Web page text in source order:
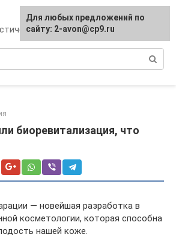
хирургия, уход
биоревитализация, что
— новейшая разработка в
косметологии, которая способна
нашей коже.
Для любых предложений по
сайту: 2-avon@cp9.ru